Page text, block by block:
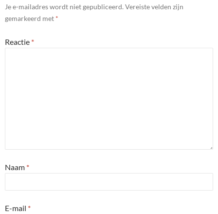
Je e-mailadres wordt niet gepubliceerd. Vereiste velden zijn
gemarkeerd met *
Reactie *
Naam *
E-mail *